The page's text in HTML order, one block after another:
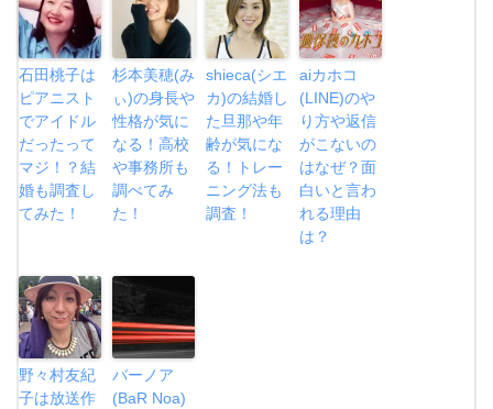
石田桃子は
ピアニスト
でアイドル
だったって
マジ！？結
婚も調査し
てみた！
杉本美穂(み
ぃ)の身長や
性格が気に
なる！高校
や事務所も
調べてみ
た！
shieca(シエ
カ)の結婚し
た旦那や年
齢が気にな
る！トレー
ニング法も
調査！
aiカホコ
(LINE)のや
り方や返信
がこないの
はなぜ？面
白いと言わ
れる理由
は？
野々村友紀
子は放送作
バーノア
(BaR Noa)